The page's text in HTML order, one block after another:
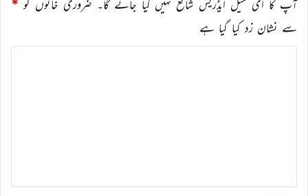
آپ کا ای میل ایڈریس شائع نہیں کیا جائے گا۔ ضروری خانوں کو *
سے نشان زد کیا گیا ہے